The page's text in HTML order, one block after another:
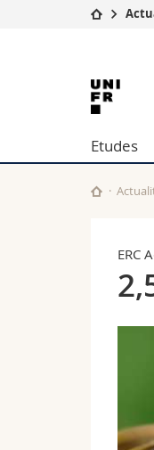
Etudes
of
Etudes
ERC